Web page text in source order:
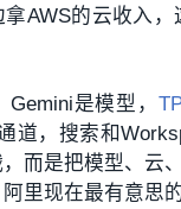
AWS的云收入，
Gemini是模型，
道，搜索和
而是把模型、云、
里现在最有意思